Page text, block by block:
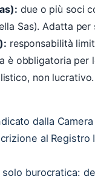
due o più soci
Sas). Adatta
responsabilità
è obbligatoria per
non
dalla
al
burocratica: